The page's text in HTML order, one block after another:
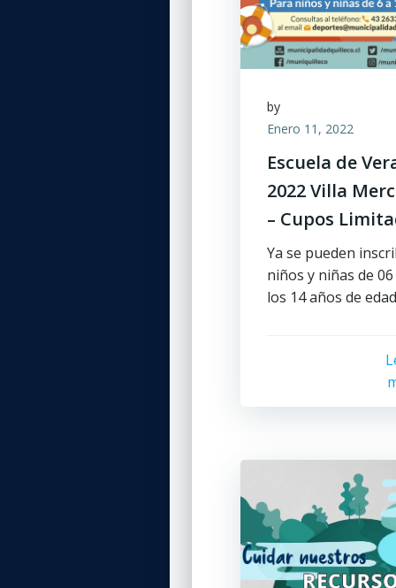
by
Enero 11, 2022
Escuela de
2022 Villa
– Cupos
Ya se pueden
niños y niñas de
los 14 años de